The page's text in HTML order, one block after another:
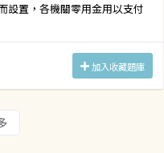
設置，各機關零用金用以支付
加入收藏題庫